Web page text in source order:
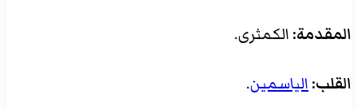
المقدمة: الكمثرى.
القلب:الياسمين.